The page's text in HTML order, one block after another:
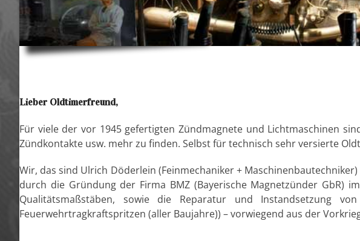
Lieber Oldtimerfreund,
Für viele der vor 1945 gefertigten Zündmagnete und Lichtmaschinen
Zündkontakte usw. mehr zu finden. Selbst für technisch sehr versierte
Wir, das sind Ulrich Döderlein (Feinmechaniker +
durch die Gründung der Firma BMZ (Bayerische Magnetzünder GbR)
Qualitätsmaßstäben, sowie die Reparatur und Instandsetzung
Feuerwehrtragkraftspritzen (aller Baujahre)) – vorwiegend aus der